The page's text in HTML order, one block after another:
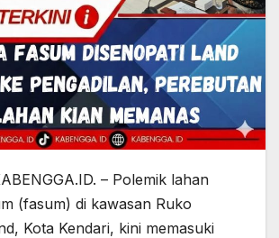
– Polemik lahan
(fasum) di kawasan Ruko
Kota Kendari, kini memasuki